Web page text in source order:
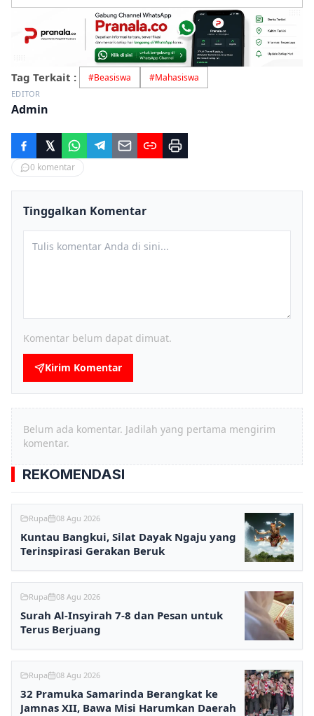
Tag Terkait : #Beasiswa #Mahasiswa
EDITOR
Admin
0 komentar
Tinggalkan Komentar
Komentar belum dapat dimuat.
Kirim Komentar
Belum ada komentar. Jadilah yang pertama mengirim
komentar.
REKOMENDASI
Rupa 08 Agu 2026
Kuntau Bangkui, Silat Dayak Ngaju yang
Terinspirasi Gerakan Beruk
Rupa 08 Agu 2026
Surah Al-Insyirah 7-8 dan Pesan untuk
Terus Berjuang
Rupa 08 Agu 2026
32 Pramuka Samarinda Berangkat ke
Jamnas XII, Bawa Misi Harumkan Daerah